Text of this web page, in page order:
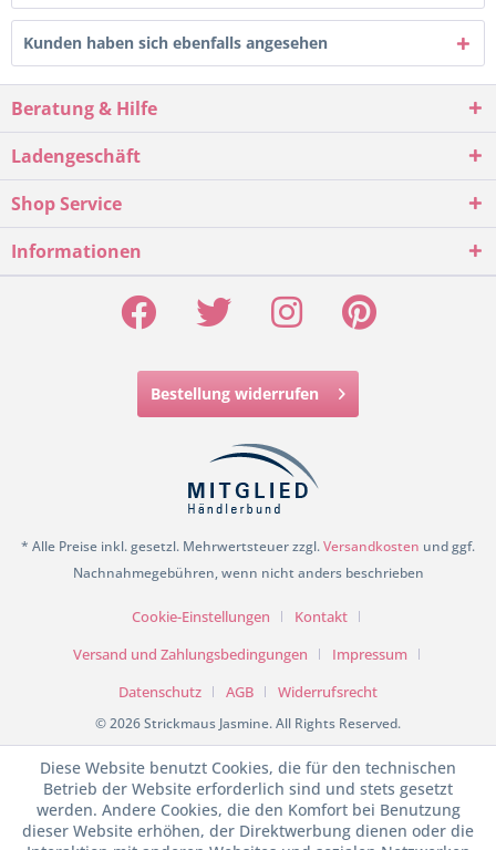
Kunden haben sich ebenfalls angesehen
Beratung & Hilfe
Ladengeschäft
Shop Service
Informationen
Bestellung widerrufen
* Alle Preise inkl. gesetzl. Mehrwertsteuer zzgl.Versandkosten und ggf.
Nachnahmegebühren, wenn nicht anders beschrieben
Cookie-Einstellungen
Kontakt
Versand und Zahlungsbedingungen
Impressum
Datenschutz
AGB Widerrufsrecht
© 2026 Strickmaus Jasmine. All Rights Reserved.
Diese Website benutzt Cookies, die für den technischen
Betrieb der Website erforderlich sind und stets gesetzt
werden. Andere Cookies, die den Komfort bei Benutzung
dieser Website erhöhen, der Direktwerbung dienen oder die